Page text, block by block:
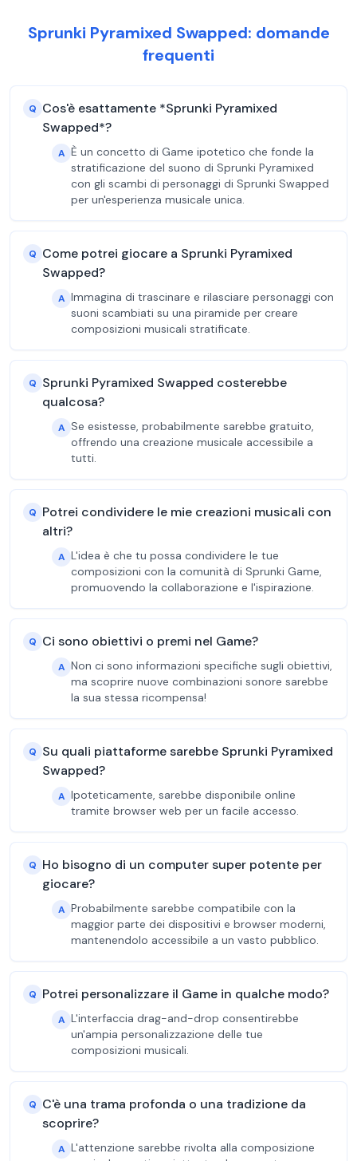
Sprunki Pyramixed Swapped: domande
frequenti
Q Cos'è esattamente *Sprunki Pyramixed
Swapped*?
A È un concetto di Game ipotetico che fonde la
stratificazione del suono di Sprunki Pyramixed
con gli scambi di personaggi di Sprunki Swapped
per un'esperienza musicale unica.
Q Come potrei giocare a Sprunki Pyramixed
Swapped?
A Immagina di trascinare e rilasciare personaggi con
suoni scambiati su una piramide per creare
composizioni musicali stratificate.
Q Sprunki Pyramixed Swapped costerebbe
qualcosa?
A Se esistesse, probabilmente sarebbe gratuito,
offrendo una creazione musicale accessibile a
tutti.
Q Potrei condividere le mie creazioni musicali con
altri?
A L'idea è che tu possa condividere le tue
composizioni con la comunità di Sprunki Game,
promuovendo la collaborazione e l'ispirazione.
Q Ci sono obiettivi o premi nel Game?
A Non ci sono informazioni specifiche sugli obiettivi,
ma scoprire nuove combinazioni sonore sarebbe
la sua stessa ricompensa!
Q Su quali piattaforme sarebbe Sprunki Pyramixed
Swapped?
A Ipoteticamente, sarebbe disponibile online
tramite browser web per un facile accesso.
Q Ho bisogno di un computer super potente per
giocare?
A Probabilmente sarebbe compatibile con la
maggior parte dei dispositivi e browser moderni,
mantenendolo accessibile a un vasto pubblico.
Q Potrei personalizzare il Game in qualche modo?
A L'interfaccia drag-and-drop consentirebbe
un'ampia personalizzazione delle tue
composizioni musicali.
Q C'è una trama profonda o una tradizione da
scoprire?
A L'attenzione sarebbe rivolta alla composizione